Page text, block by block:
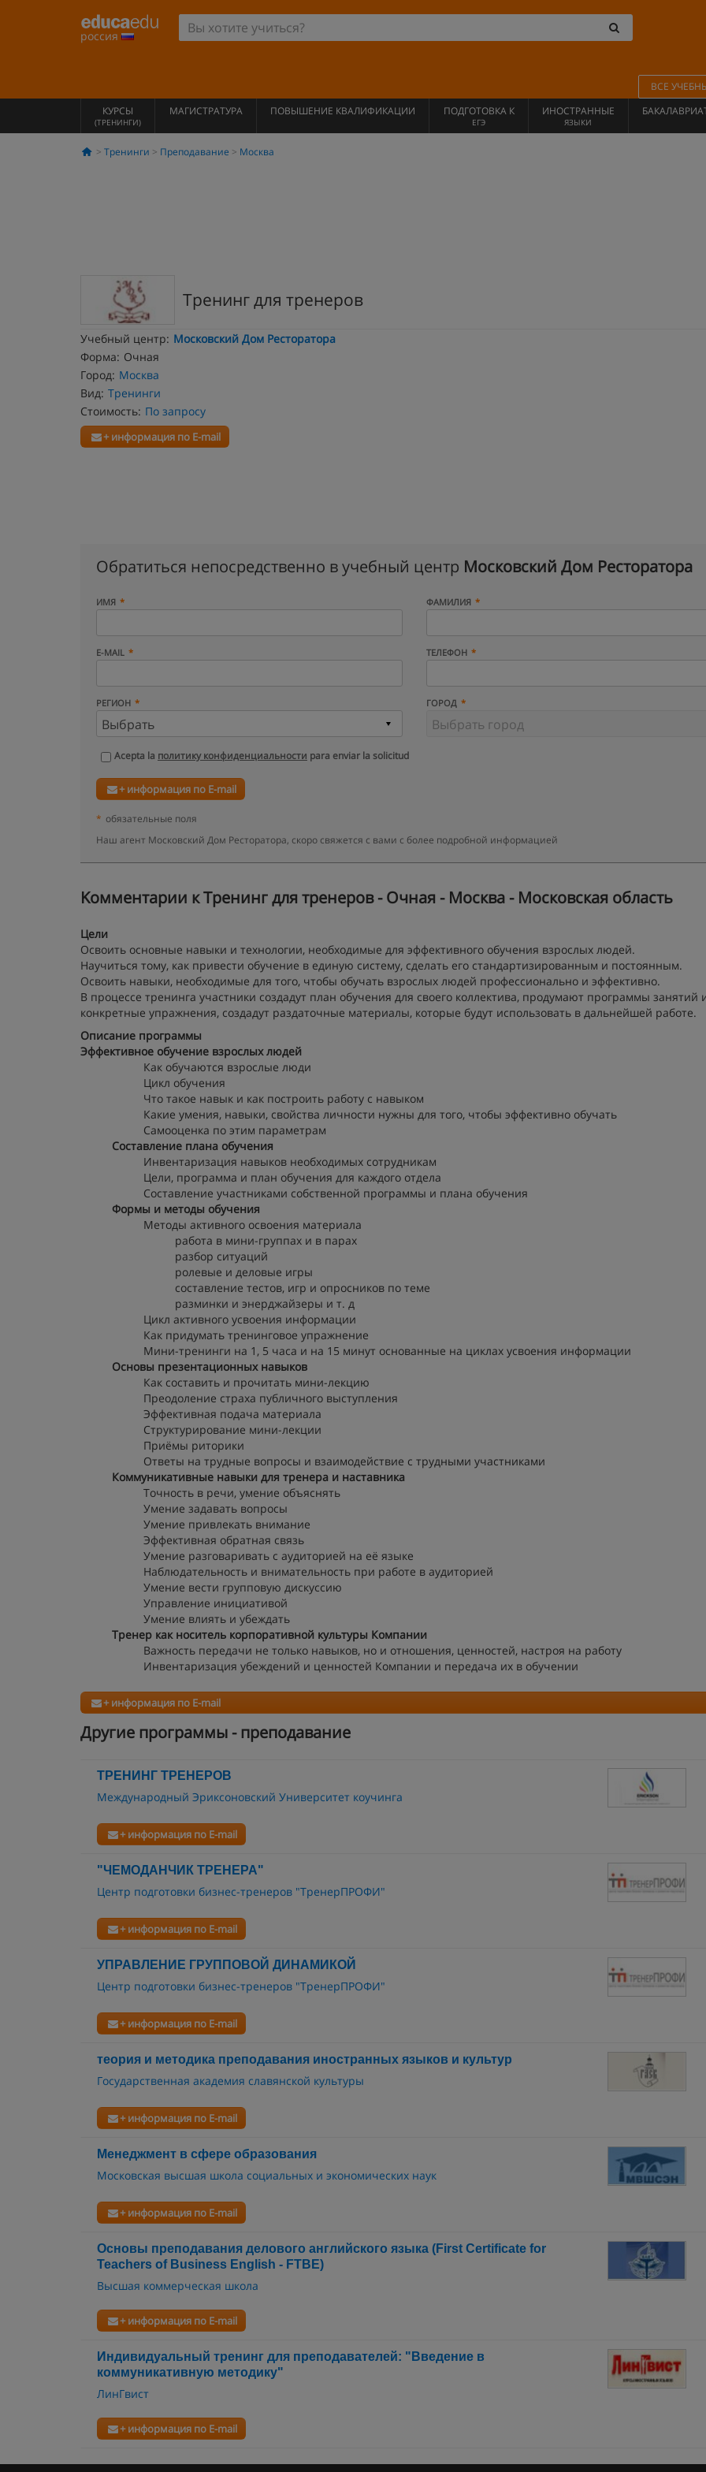
россия
ВСЕ
КУРСЫ
(ТРЕНИНГИ)
МАГИСТРАТУРА ПОВЫШЕНИЕ КВАЛИФИКАЦИИ ПОДГОТОВКА К
ЕГЭ
ИНОСТРАННЫЕ
ЯЗЫКИ
Тренинги Преподавание Москва
Тренинг для тренеров
Учебный центр: Московский Дом Ресторатора
Форма: Очная
Город: Москва
Вид: Тренинги
Стоимость: По запросу
+ информация по E-mail
Обратиться непосредственно в учебный центр Московский Дом Ресторатора
ИМЯ ФАМИЛИЯ
E-MAIL ТЕЛЕФОН
РЕГИОН ГОРОД
Acepta la политику конфиденциальности para enviar la solicitud
+ информация по E-mail
* обязательные поля
Наш агент Московский Дом Ресторатора, скоро свяжется с вами с более подробной информацией
Kомментарии к Тренинг для тренеров - Очная - Москва - Московская область
Цели
Освоить основные навыки и технологии, необходимые для эффективного обучения взрослых людей.
Научиться тому, как привести обучение в единую систему, сделать его стандартизированным и постоянным.
Освоить навыки, необходимые для того, чтобы обучать взрослых людей профессионально и эффективно.
В процессе тренинга участники создадут план обучения для своего коллектива, продумают программы занятий
конкретные упражнения, создадут раздаточные материалы, которые будут использовать в дальнейшей работе.
Описание программы
Эффективное обучение взрослых людей
Как обучаются взрослые люди
Цикл обучения
Что такое навык и как построить работу с навыком
Какие умения, навыки, свойства личности нужны для того, чтобы эффективно обучать
Самооценка по этим параметрам
Составление плана обучения
Инвентаризация навыков необходимых сотрудникам
Цели, программа и план обучения для каждого отдела
Составление участниками собственной программы и плана обучения
Формы и методы обучения
Методы активного освоения материала
работа в мини-группах и в парах
разбор ситуаций
ролевые и деловые игры
составление тестов, игр и опросников по теме
разминки и энерджайзеры и т. д
Цикл активного усвоения информации
Как придумать тренинговое упражнение
Мини-тренинги на 1, 5 часа и на 15 минут основанные на циклах усвоения информации
Основы презентационных навыков
Как составить и прочитать мини-лекцию
Преодоление страха публичного выступления
Эффективная подача материала
Структурирование мини-лекции
Приёмы риторики
Ответы на трудные вопросы и взаимодействие с трудными участниками
Коммуникативные навыки для тренера и наставника
Точность в речи, умение объяснять
Умение задавать вопросы
Умение привлекать внимание
Эффективная обратная связь
Умение разговаривать с аудиторией на её языке
Наблюдательность и внимательность при работе в аудиторией
Умение вести групповую дискуссию
Управление инициативой
Умение влиять и убеждать
Тренер как носитель корпоративной культуры Компании
Важность передачи не только навыков, но и отношения, ценностей, настроя на работу
Инвентаризация убеждений и ценностей Компании и передача их в обучении
+ информация по E-mail
Другие программы - преподавание
ТРЕНИНГ ТРЕНЕРОВ
Международный Эриксоновский Университет коучинга
+ информация по E-mail
"ЧЕМОДАНЧИК ТРЕНЕРА"
Центр подготовки бизнес-тренеров "ТренерПРОФИ"
+ информация по E-mail
УПРАВЛЕНИЕ ГРУППОВОЙ ДИНАМИКОЙ
Центр подготовки бизнес-тренеров "ТренерПРОФИ"
+ информация по E-mail
теория и методика преподавания иностранных языков и культур
Государственная академия славянской культуры
+ информация по E-mail
Менеджмент в сфере образования
Московская высшая школа социальных и экономических наук
+ информация по E-mail
Основы преподавания делового английского языка (First Certificate for
Teachers of Business English - FTBE)
Высшая коммерческая школа
+ информация по E-mail
Индивидуальный тренинг для преподавателей: "Введение в
коммуникативную методику"
ЛинГвист
+ информация по E-mail